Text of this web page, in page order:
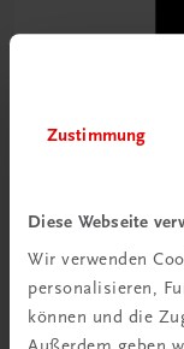
Zustimmung
Diese Webseite
Wir verwenden
personalisieren,
können und die
Gastronomie
Die vegane
100 internationale
€ 51,40